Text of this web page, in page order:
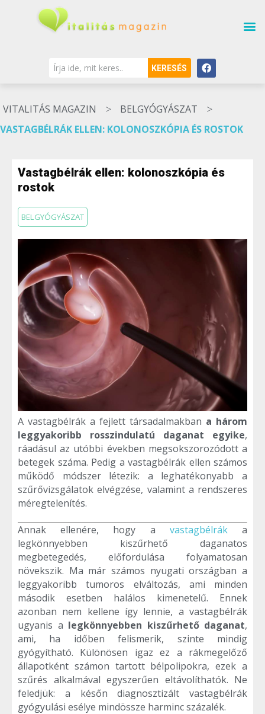
KERESÉS
VITALITÁS MAGAZIN > BELGYÓGYÁSZAT >
VASTAGBÉLRÁK ELLEN: KOLONOSZKÓPIA ÉS ROSTOK
Vastagbélrák ellen: kolonoszkópia és
rostok
BELGYÓGYÁSZAT
A vastagbélrák a fejlett társadalmakban a három
leggyakoribb rosszindulatú daganat egyike,
ráadásul az utóbbi években megsokszorozódott a
betegek száma. Pedig a vastagbélrák ellen számos
működő módszer létezik: a leghatékonyabb a
szűrővizsgálatok elvégzése, valamint a rendszeres
méregtelenítés.
Annak ellenére, hogy a vastagbélráka
legkönnyebben kiszűrhető daganatos
megbetegedés, előfordulása folyamatosan
növekszik. Ma már számos nyugati országban a
leggyakoribb tumoros elváltozás, ami minden
második esetben halálos kimenetelű. Ennek
azonban nem kellene így lennie, a vastagbélrák
ugyanis a legkönnyebben kiszűrhető daganat,
ami, ha időben felismerik, szinte mindig
gyógyítható. Különösen igaz ez a rákmegelőző
állapotként számon tartott bélpolipokra, ezek a
szűrés alkalmával egyszerűen eltávolíthatók. Ne
feledjük: a későn diagnosztizált vastagbélrák
gyógyulási esélye mindössze harminc százalék.